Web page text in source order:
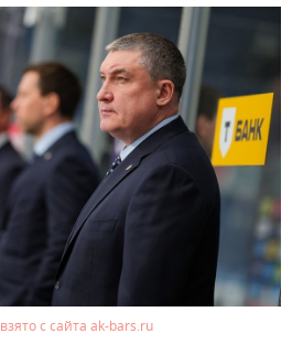
взято с сайта ak-bars.ru